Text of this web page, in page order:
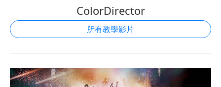
ColorDirector
所有教學影片